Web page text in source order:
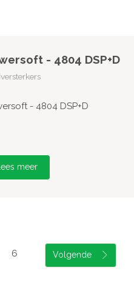
- 4804 DSP+D
- 4804 DSP+D
Lees meer
6